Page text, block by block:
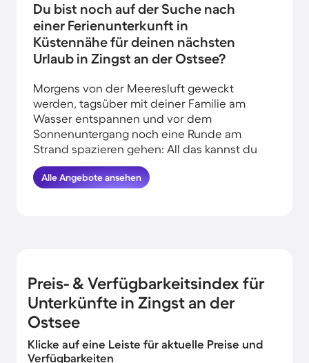
Du bist noch auf der Suche nach
einer Ferienunterkunft in
Küstennähe für deinen nächsten
Urlaub in Zingst an der Ostsee?
Morgens von der Meeresluft geweckt
werden, tagsüber mit deiner Familie am
Wasser entspannen und vor dem
Sonnenuntergang noch eine Runde am
Strand spazieren gehen: All das kannst du
erleben, wenn du deinen Urlaub am
Wasser in Zingst an der Ostsee verbringst.
Alle Angebote ansehen
Preis- & Verfügbarkeitsindex für
Unterkünfte in Zingst an der
Ostsee
Klicke auf eine Leiste für aktuelle Preise und
Verfügbarkeiten